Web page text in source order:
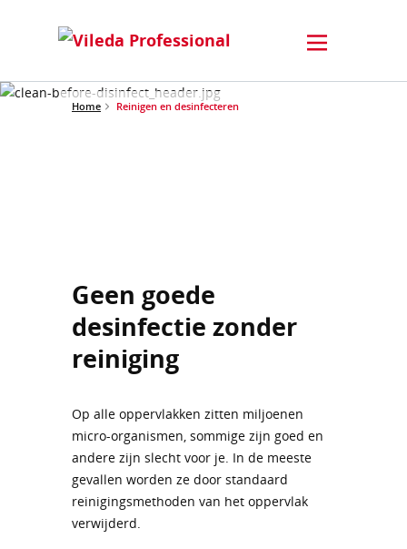
Home Reinigen en desinfecteren
Geen goede
desinfectie zonder
reiniging
Op alle oppervlakken zitten miljoenen
micro-organismen, sommige zijn goed en
andere zijn slecht voor je. In de meeste
gevallen worden ze door standaard
reinigingsmethoden van het oppervlak
verwijderd.